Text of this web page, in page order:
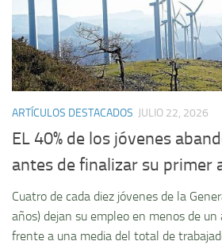
ARTÍCULOS DESTACADOS JULIO 22, 2026
EL 40% de los jóvenes
antes de finalizar su primer
Cuatro de cada diez jóvenes de la
años) dejan su empleo en menos de un
frente a una media del total de